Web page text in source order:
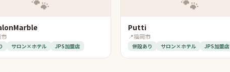
サロン×ホテル JPS加盟店
Putti
📍福岡市
併設あり サロン×ホテル JPS加盟店